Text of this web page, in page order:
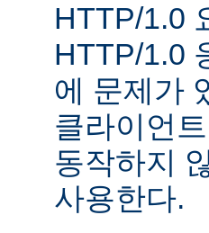
HTTP/1.0
HTTP/1.0
에 문제가
클라이언
동작하지
사용한다.